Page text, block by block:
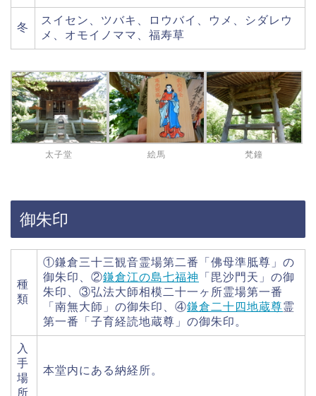
冬
スイセン、ツバキ、ロウバイ、ウメ、シダレウ
メ、オモイノママ、福寿草
太子堂 絵馬 梵鐘
御朱印
種
類
①鎌倉三十三観音霊場第二番「佛母準胝尊」の
御朱印、②鎌倉江の島七福神
「毘沙門天」の御
朱印、③弘法大師相模二十一ヶ所霊場第一番
「南無大師」の御朱印、④鎌倉二十四地蔵尊霊
第一番「子育経読地蔵尊」の御朱印。
入
手
場
所
本堂内にある納経所。